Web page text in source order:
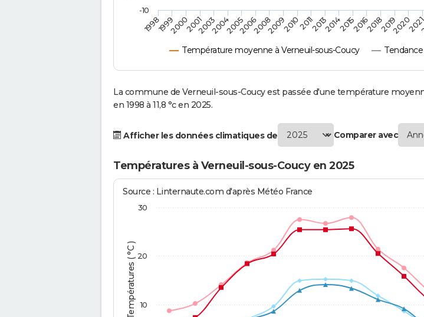
Température moyenne à Verneuil-sous-Coucy Tendance
1998 2014
199920002001200320042005200620082009201020112013 20152016201820192020
-10
La commune de Verneuil-sous-Coucy est passée d'une température
en 1998 à 11,8 °c en 2025.
Afficher les données climatiques de Comparer avec
Températures à Verneuil-sous-Coucy en 2025
Températures ( °C )
Source : Linternaute.com d'après Météo France
10
20
30